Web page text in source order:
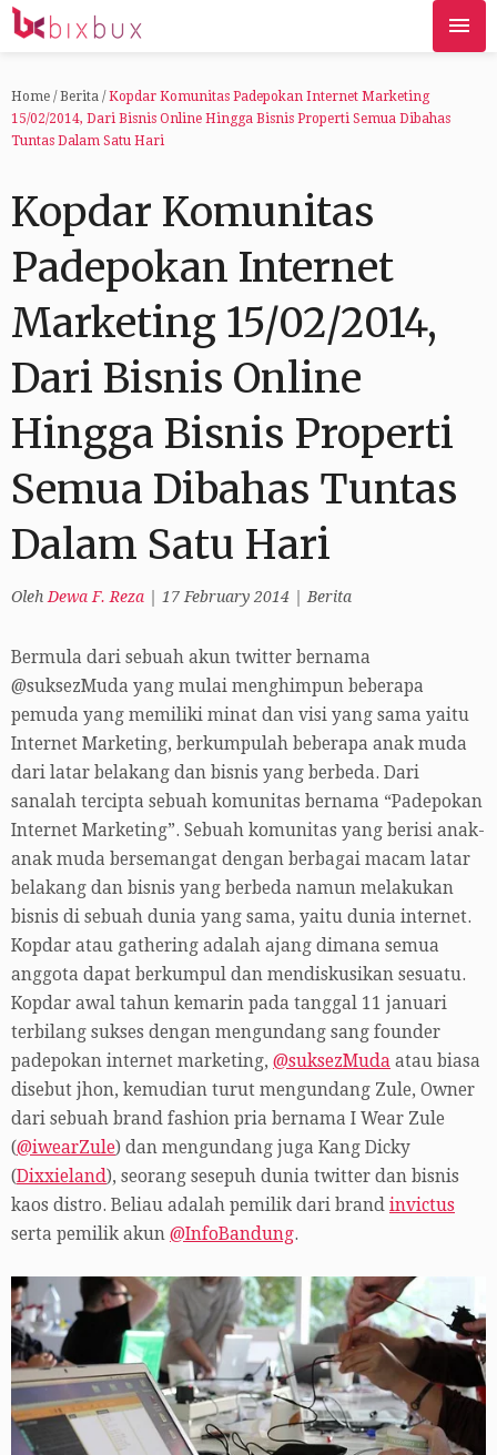
Home / Berita / Kopdar Komunitas Padepokan Internet Marketing
15/02/2014, Dari Bisnis Online Hingga Bisnis Properti Semua Dibahas
Tuntas Dalam Satu Hari
Kopdar Komunitas
Padepokan Internet
Marketing 15/02/2014,
Dari Bisnis Online
Hingga Bisnis Properti
Semua Dibahas Tuntas
Dalam Satu Hari
Oleh Dewa F. Reza 17 February 2014 Berita
Bermula dari sebuah akun twitter bernama
@suksezMuda yang mulai menghimpun beberapa
pemuda yang memiliki minat dan visi yang sama yaitu
Internet Marketing, berkumpulah beberapa anak muda
dari latar belakang dan bisnis yang berbeda. Dari
sanalah tercipta sebuah komunitas bernama “Padepokan
Internet Marketing”. Sebuah komunitas yang berisi anak-
anak muda bersemangat dengan berbagai macam latar
belakang dan bisnis yang berbeda namun melakukan
bisnis di sebuah dunia yang sama, yaitu dunia internet.
Kopdar atau gathering adalah ajang dimana semua
anggota dapat berkumpul dan mendiskusikan sesuatu.
Kopdar awal tahun kemarin pada tanggal 11 januari
terbilang sukses dengan mengundang sang founder
padepokan internet marketing, @suksezMuda atau biasa
disebut jhon, kemudian turut mengundang Zule, Owner
dari sebuah brand fashion pria bernama I Wear Zule
(@iwearZule) dan mengundang juga Kang Dicky
(Dixxieland), seorang sesepuh dunia twitter dan bisnis
kaos distro. Beliau adalah pemilik dari brand invictus
serta pemilik akun @InfoBandung.